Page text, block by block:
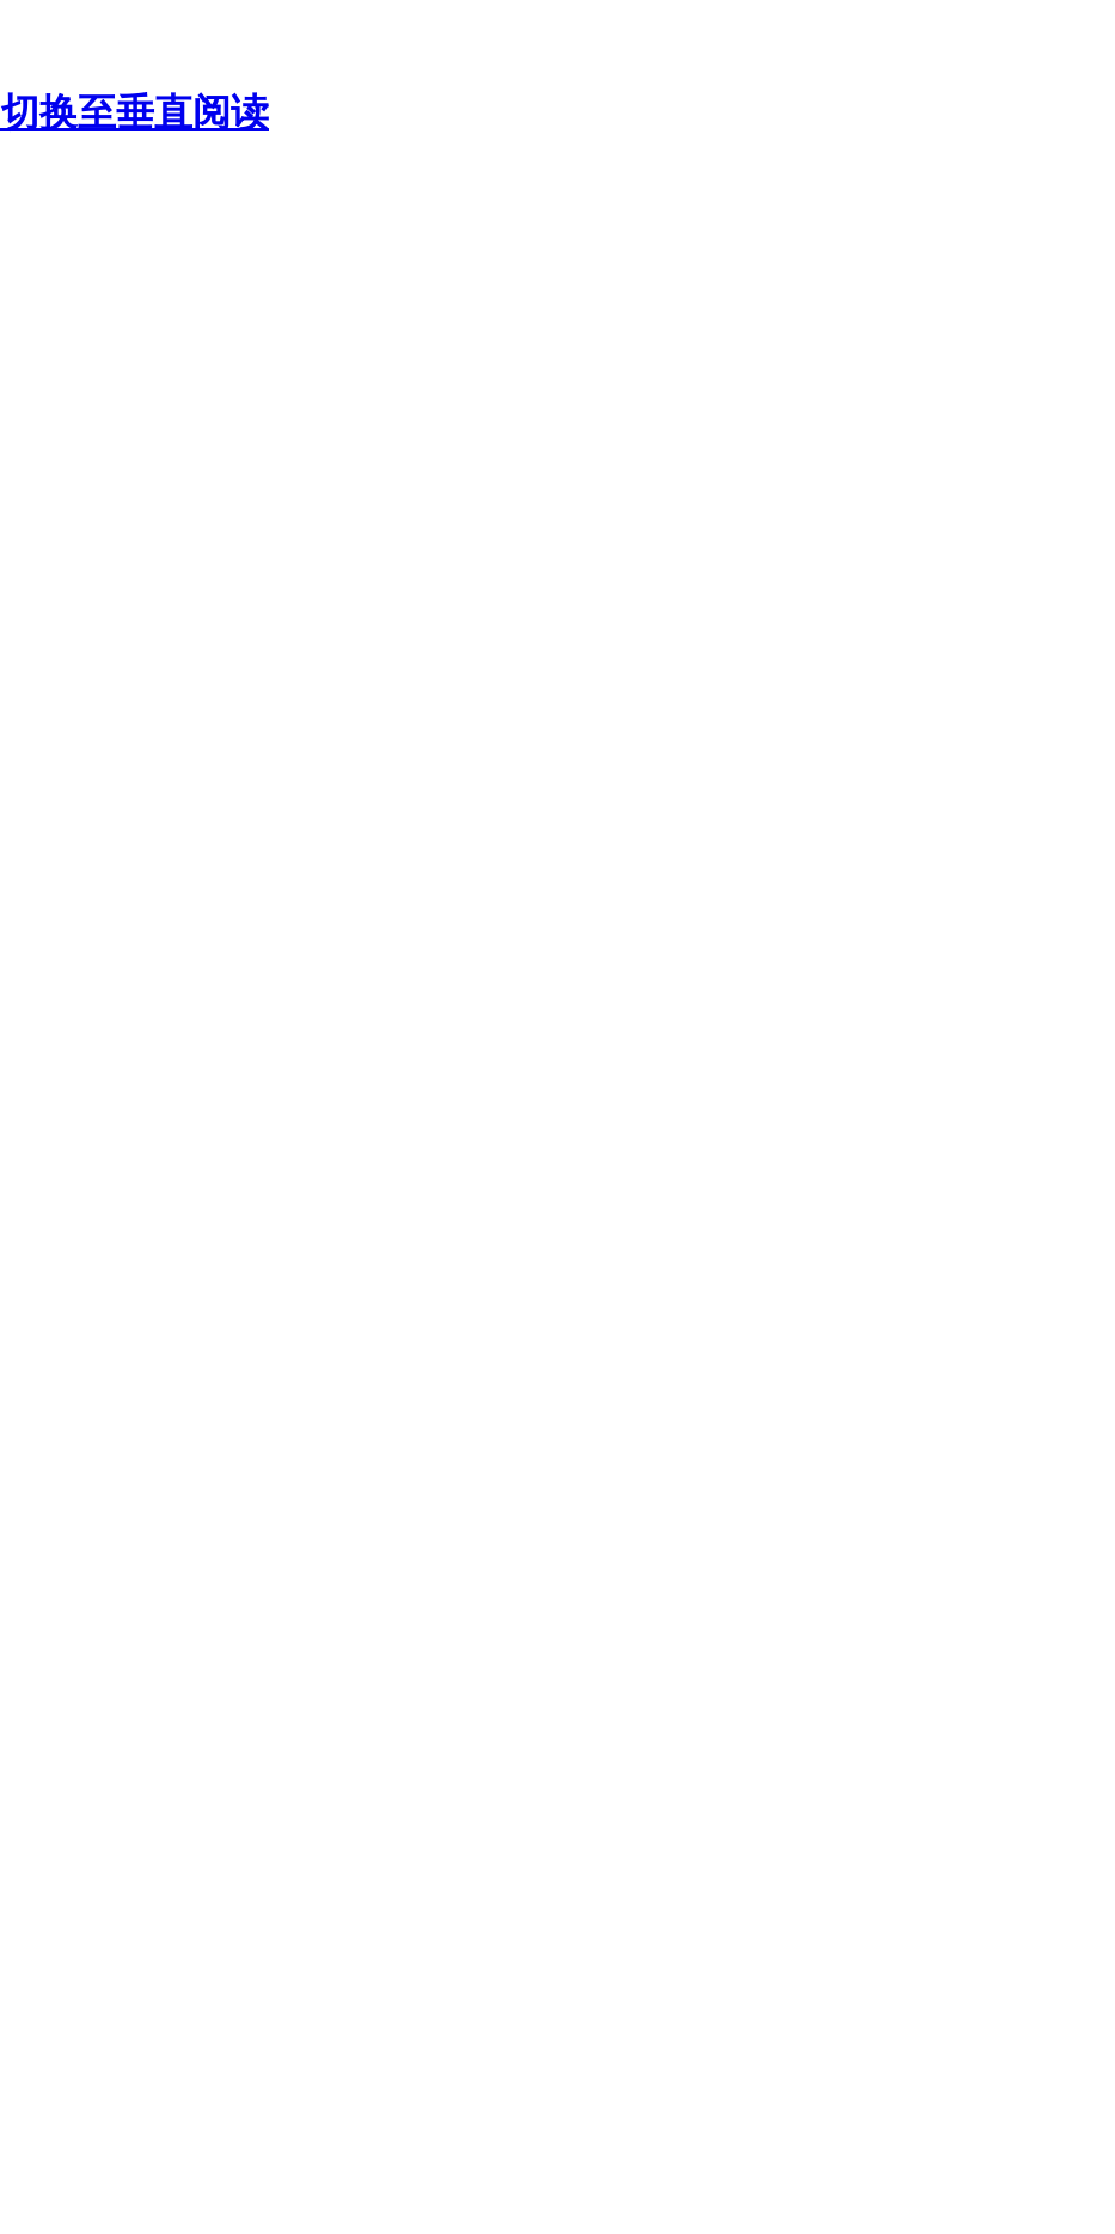
切换至垂直阅读